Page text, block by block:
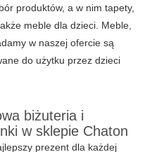
produktów, a w nim tapety,
meble dla dzieci. Meble,
w naszej ofercie są
do użytku przez dzieci
biżuteria i
w sklepie Chaton
prezent dla każdej